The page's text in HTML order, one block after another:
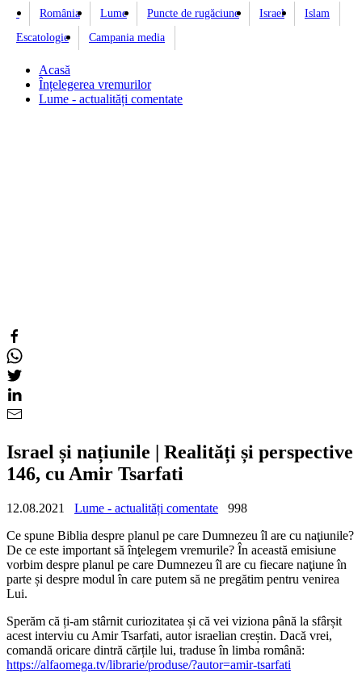
România Lume Puncte de rugăciune Israel
Islam
Escatologie
Campania media
Acasă
Înțelegerea vremurilor
Lume - actualități comentate
Israel și națiunile | Realități și perspective
146, cu Amir Tsarfati
12.08.2021 Lume - actualități comentate
998
Ce spune Biblia despre planul pe care Dumnezeu îl are cu naţiunile?
De ce este important să înţelegem vremurile? În această emisiune
vorbim despre planul pe care Dumnezeu îl are cu fiecare naţiune în
parte și despre modul în care putem să ne pregătim pentru venirea
Lui.
Sperăm că ți-am stârnit curiozitatea și că vei viziona până la sfârșit
acest interviu cu Amir Tsarfati, autor israelian creștin. Dacă vrei,
comandă oricare dintră cărțile lui, traduse în limba română:
https://alfaomega.tv/librarie/produse/?autor=amir-tsarfati